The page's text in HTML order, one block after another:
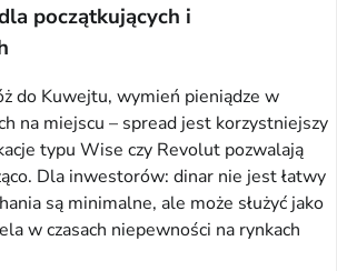
początkujących i
do Kuwejtu, wymień pieniądze w
na miejscu – spread jest korzystniejszy
typu Wise czy Revolut pozwalają
Dla inwestorów: dinar nie jest łatwy
są minimalne, ale może służyć jako
w czasach niepewności na rynkach